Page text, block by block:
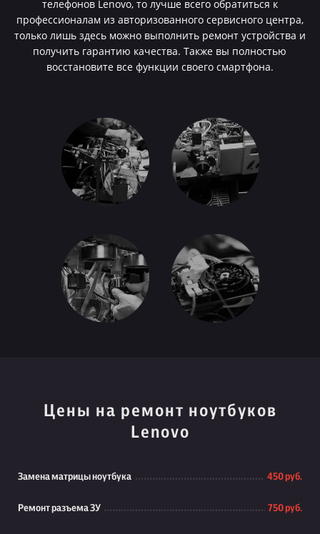
телефонов Lenovo, то лучше всего обратиться к
профессионалам из авторизованного сервисного центра,
только лишь здесь можно выполнить ремонт устройства и
получить гарантию качества. Также вы полностью
восстановите все функции своего смартфона.
Цены на ремонт ноутбуков
Lenovo
Замена матрицы ноутбука 450 руб.
Ремонт разъема ЗУ 750 руб.